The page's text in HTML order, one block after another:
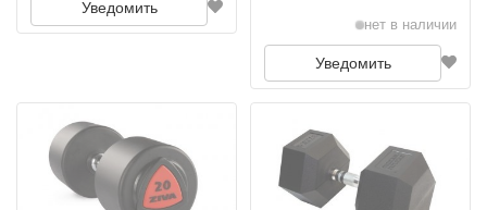
Уведомить
нет в наличии
Уведомить